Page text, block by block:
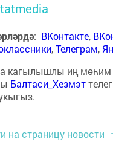
: ВКонтакте,
,Телеграм,
кагылышлы иң мөһим
Балтаси_Хезмэт
на страницу новости